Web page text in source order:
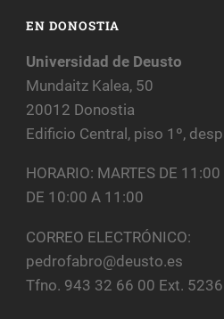
EN DONOSTIA
Universidad de Deusto
Mundaitz Kalea, 50
20012 Donostia
Edificio Central, piso 1º,
HORARIO: MARTES DE
DE 10:00 A 11:00
CORREO ELECTRÓNICO:
pedrofabro@deusto.es
Tfno. 943 32 66 00 Ext. 5236